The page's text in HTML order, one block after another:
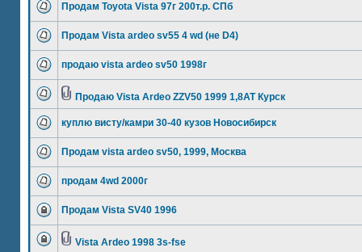
Продам Toyota Vista 97г 200т.р. СПб
Продам Vista ardeo sv55 4 wd (не D4)
продаю vista ardeo sv50 1998г
Продаю Vista Ardeo ZZV50 1999 1,8AT Курск
куплю висту/камри 30-40 кузов Новосибирск
Продам vista ardeo sv50, 1999, Москва
продам 4wd 2000г
Продам Vista SV40 1996
Vista Ardeo 1998 3s-fse